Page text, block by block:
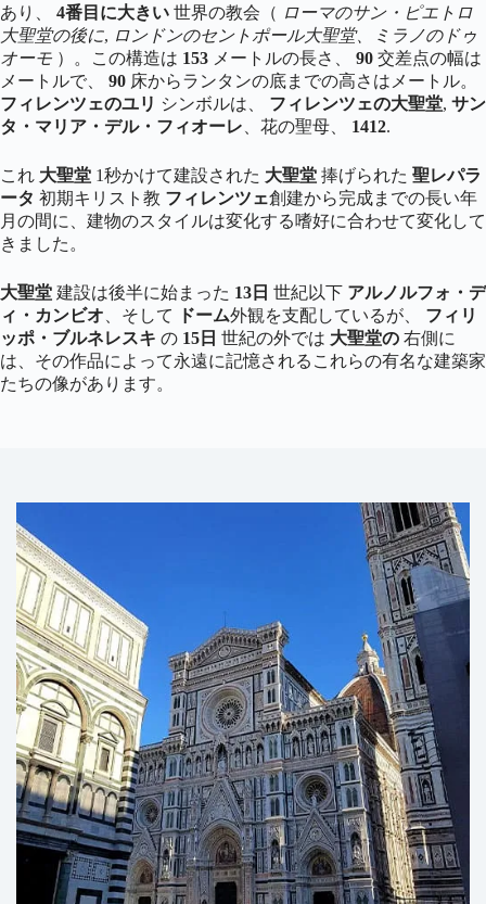
あり、 4番目に大きい 世界の教会（ ローマのサン・ピエトロ
大聖堂の後に, ロンドンのセントポール大聖堂、ミラノのドゥ
オーモ）。この構造は 153 メートルの長さ、 90 交差点の幅は
メートルで、
90 床からランタンの底までの高さはメートル。
フィレンツェのユリ シンボルは、 フィレンツェの大聖堂, サン
タ・マリア・デル・フィオーレ 、花の聖母、 1412.
これ 大聖堂 1秒かけて建設された 大聖堂 捧げられた 聖レパラ
ータ 初期キリスト教 フィレンツェ創建から完成までの長い年
月の間に、建物のスタイルは変化する嗜好に合わせて変化して
きました。
大聖堂 建設は後半に始まった 13日 世紀以下 アルノルフォ・デ
ィ・カンビオ 、そして ドーム外観を支配しているが、 フィリ
ッポ・ブルネレスキ の 15日 世紀の外では 大聖堂の 右側に
は、その作品によって永遠に記憶されるこれらの有名な建築家
たちの像があります。